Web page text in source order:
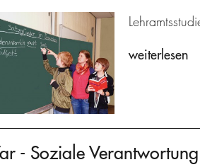
weiterlesen
- Soziale